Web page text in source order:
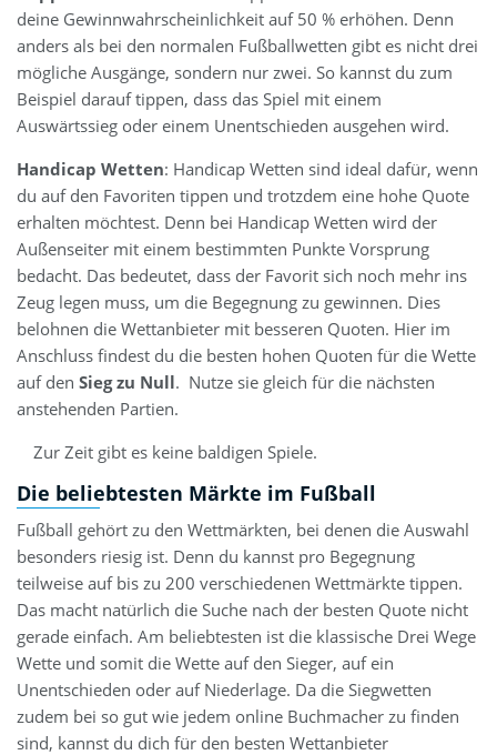
deine Gewinnwahrscheinlichkeit auf 50 % erhöhen. Denn
anders als bei den normalen Fußballwetten gibt es nicht drei
mögliche Ausgänge, sondern nur zwei. So kannst du zum
Beispiel darauf tippen, dass das Spiel mit einem
Auswärtssieg oder einem Unentschieden ausgehen wird.
Handicap Wetten: Handicap Wetten sind ideal dafür, wenn
du auf den Favoriten tippen und trotzdem eine hohe Quote
erhalten möchtest. Denn bei Handicap Wetten wird der
Außenseiter mit einem bestimmten Punkte Vorsprung
bedacht. Das bedeutet, dass der Favorit sich noch mehr ins
Zeug legen muss, um die Begegnung zu gewinnen. Dies
belohnen die Wettanbieter mit besseren Quoten. Hier im
Anschluss findest du die besten hohen Quoten für die Wette
auf den Sieg zu Null. Nutze sie gleich für die nächsten
anstehenden Partien.
Zur Zeit gibt es keine baldigen Spiele.
Die beliebtesten Märkte im Fußball
Fußball gehört zu den Wettmärkten, bei denen die Auswahl
besonders riesig ist. Denn du kannst pro Begegnung
teilweise auf bis zu 200 verschiedenen Wettmärkte tippen.
Das macht natürlich die Suche nach der besten Quote nicht
gerade einfach. Am beliebtesten ist die klassische Drei Wege
Wette und somit die Wette auf den Sieger, auf ein
Unentschieden oder auf Niederlage. Da die Siegwetten
zudem bei so gut wie jedem online Buchmacher zu finden
sind, kannst du dich für den besten Wettanbieter